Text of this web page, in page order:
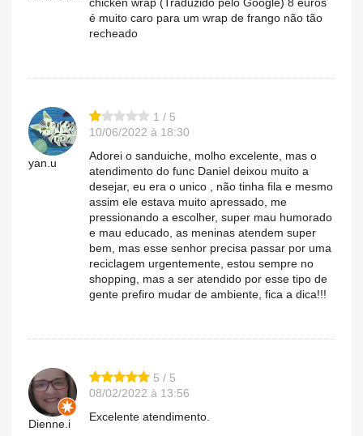
chicken wrap (Traduzido pelo Google) 8 euros
é muito caro para um wrap de frango não tão
recheado
yan.u
1 / 5
10/06/2022 à 18:30
Adorei o sanduiche, molho excelente, mas o
atendimento do func Daniel deixou muito a
desejar, eu era o unico , não tinha fila e mesmo
assim ele estava muito apressado, me
pressionando a escolher, super mau humorado
e mau educado, as meninas atendem super
bem, mas esse senhor precisa passar por uma
reciclagem urgentemente, estou sempre no
shopping, mas a ser atendido por esse tipo de
gente prefiro mudar de ambiente, fica a dica!!!
Dienne.i
5 / 5
08/02/2022 à 13:56
Excelente atendimento.